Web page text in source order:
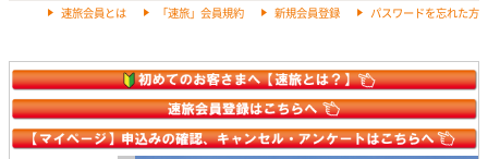
速旅会員とは 「速旅」会員規約 新規会員登録 パスワードを忘れた方